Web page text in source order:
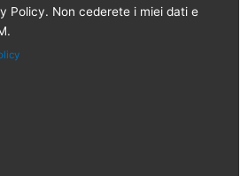
Policy. Non cederete i miei dati e